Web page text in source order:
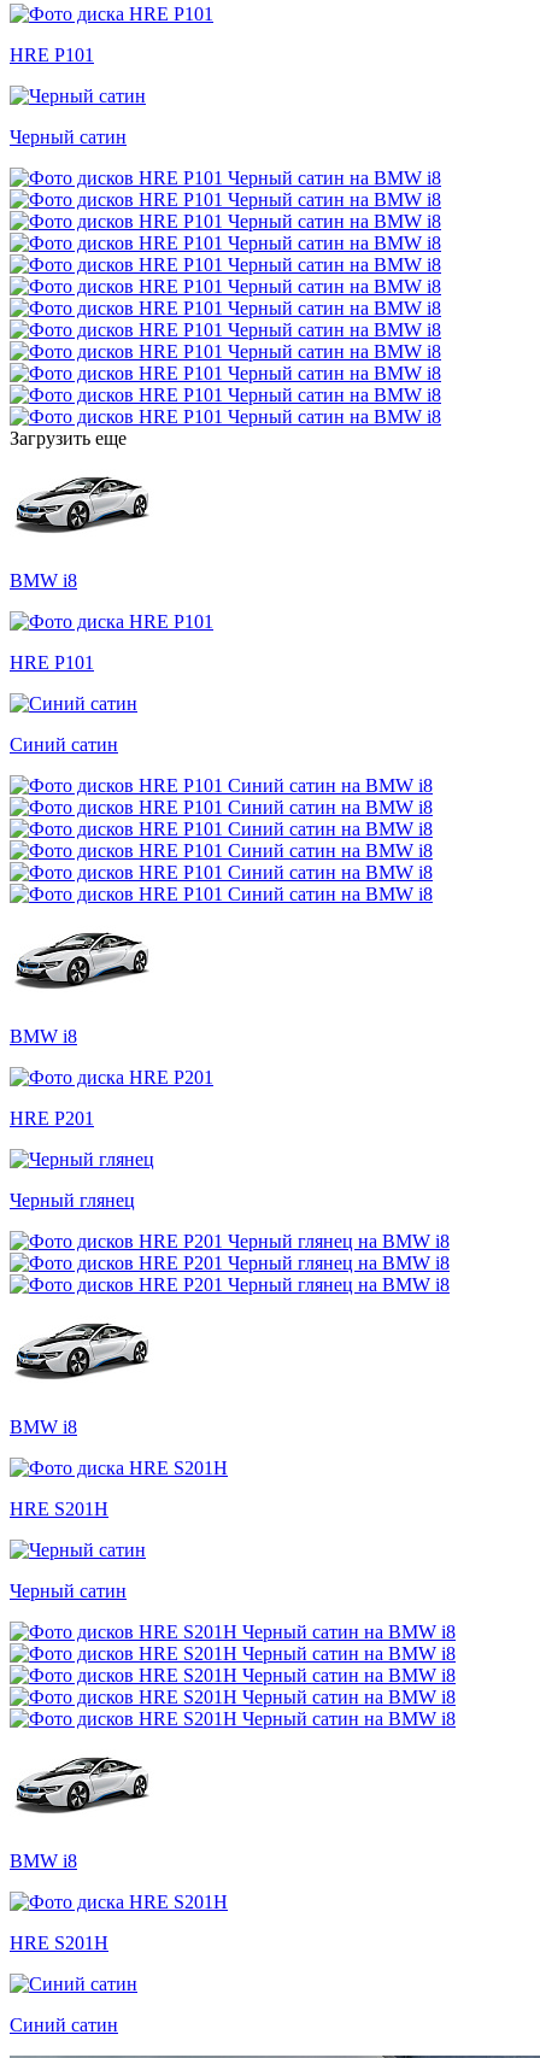
HRE P101
Черный сатин
Загрузить еще
BMW i8
HRE P101
Синий сатин
BMW i8
HRE P201
Черный глянец
BMW i8
HRE S201H
Черный сатин
BMW i8
HRE S201H
Синий сатин